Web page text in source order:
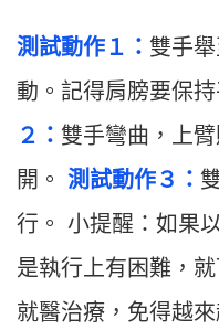
測試動作１： 雙手
動。記得肩膀要保
２： 雙手彎曲，上
開。 測試動作３：
行。 小提醒：如果
是執行上有困難，
就醫治療，免得越